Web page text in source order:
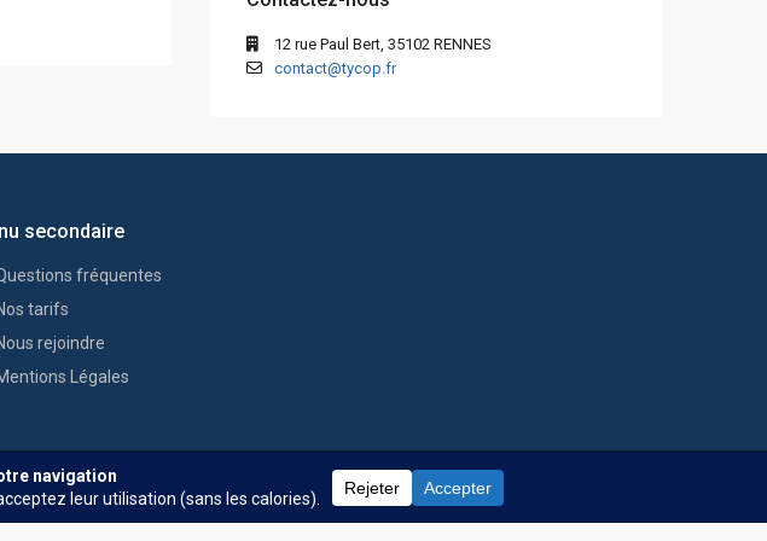
12 rue Paul Bert, 35102 RENNES
contact@tycop.fr
secondaire
fréquentes
tarifs
rejoindre
Légales
Nos tarifsNous rejoindre